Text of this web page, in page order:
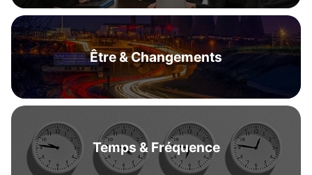
Être & Changements
Temps & Fréquence